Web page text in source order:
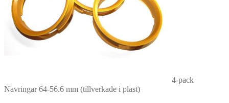
4-pack
Navringar 64-56.6 mm (tillverkade i plast)